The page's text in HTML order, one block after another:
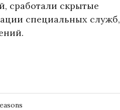
сработали скрытые
специальных служб,